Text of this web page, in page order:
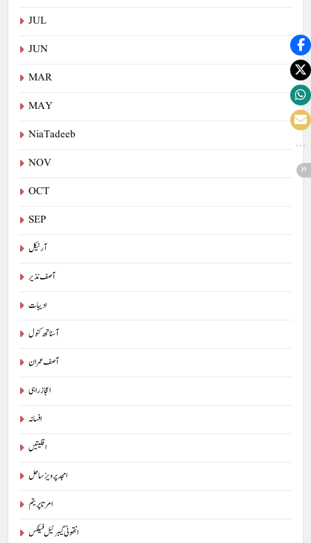
JUL
JUN
MAR
MAY
NiaTadeeb
NOV
OCT
SEP
آرٹیکل
آصف نذیر
ادیبات
آسناتھ کنول
آصف عمران
اعجاز راہی
افسانہ
اقلیتیں
امجد پرویز ساحل
امرتا پریتم
انتھونی گیبرئیل فیلکس